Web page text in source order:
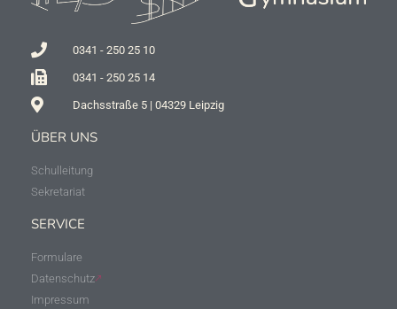
0341 - 250 25 10
0341 - 250 25 14
Dachsstraße 5 | 04329 Leipzig
ÜBER UNS
Schulleitung
Sekretariat
SERVICE
Formulare
Datenschutz
Impressum